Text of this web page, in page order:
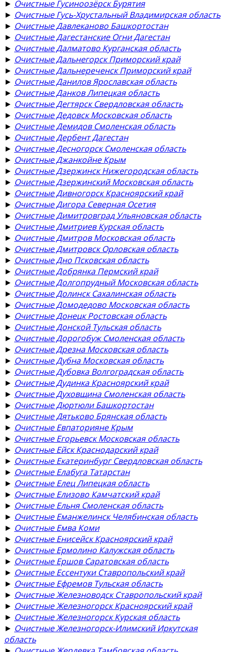
► Очистные Гусиноозёрск Бурятия
► Очистные Гусь-Хрустальный Владимирская область
► Очистные Давлеканово Башкортостан
► Очистные Дагестанские Огни Дагестан
► Очистные Далматово Курганская область
► Очистные Дальнегорск Приморский край
► Очистные Дальнереченск Приморский край
► Очистные Данилов Ярославская область
► Очистные Данков Липецкая область
► Очистные Дегтярск Свердловская область
► Очистные Дедовск Московская область
► Очистные Демидов Смоленская область
► Очистные Дербент Дагестан
► Очистные Десногорск Смоленская область
► Очистные Джанкойне Крым
► Очистные Дзержинск Нижегородская область
► Очистные Дзержинский Московская область
► Очистные Дивногорск Красноярский край
► Очистные Дигора Северная Осетия
► Очистные Димитровград Ульяновская область
► Очистные Дмитриев Курская область
► Очистные Дмитров Московская область
► Очистные Дмитровск Орловская область
► Очистные Дно Псковская область
► Очистные Добрянка Пермский край
► Очистные Долгопрудный Московская область
► Очистные Долинск Сахалинская область
► Очистные Домодедово Московская область
► Очистные Донецк Ростовская область
► Очистные Донской Тульская область
► Очистные Дорогобуж Смоленская область
► Очистные Дрезна Московская область
► Очистные Дубна Московская область
► Очистные Дубовка Волгоградская область
► Очистные Дудинка Красноярский край
► Очистные Духовщина Смоленская область
► Очистные Дюртюли Башкортостан
► Очистные Дятьково Брянская область
► Очистные Евпаторияне Крым
► Очистные Егорьевск Московская область
► Очистные Ейск Краснодарский край
► Очистные Екатеринбург Свердловская область
► Очистные Елабуга Татарстан
► Очистные Елец Липецкая область
► Очистные Елизово Камчатский край
► Очистные Ельня Смоленская область
► Очистные Еманжелинск Челябинская область
► Очистные Емва Коми
► Очистные Енисейск Красноярский край
► Очистные Ермолино Калужская область
► Очистные Ершов Саратовская область
► Очистные Ессентуки Ставропольский край
► Очистные Ефремов Тульская область
► Очистные Железноводск Ставропольский край
► Очистные Железногорск Красноярский край
► Очистные Железногорск Курская область
► Очистные Железногорск-Илимский Иркутская
область